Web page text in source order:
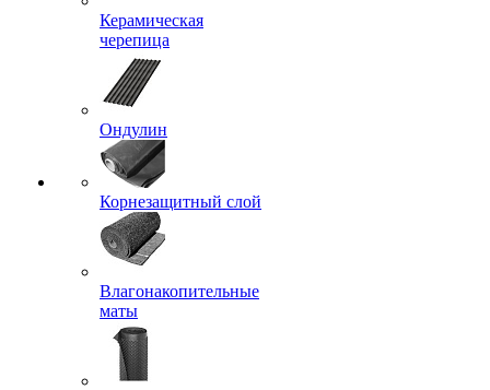
Керамическая
черепица
Ондулин
Корнезащитный слой
Влагонакопительные
маты